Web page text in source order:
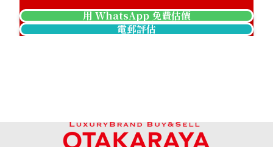
用 WhatsApp 免費估價
電郵評估